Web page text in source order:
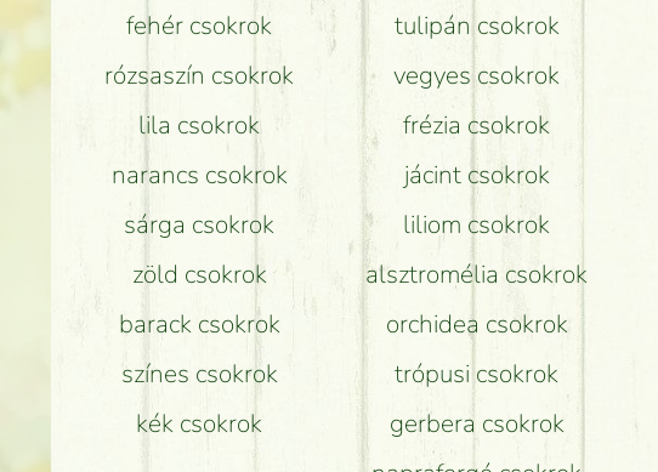
Hogy
fehér csokrok
rózsaszín csokrok
lila csokrok
narancs csokrok
sárga csokrok
zöld csokrok
barack csokrok
színes csokrok
kék csokrok
tulipán csokrok
vegyes csokrok
frézia csokrok
jácint csokrok
liliom csokrok
alsztromélia csokrok
orchidea csokrok
trópusi csokrok
gerbera csokrok